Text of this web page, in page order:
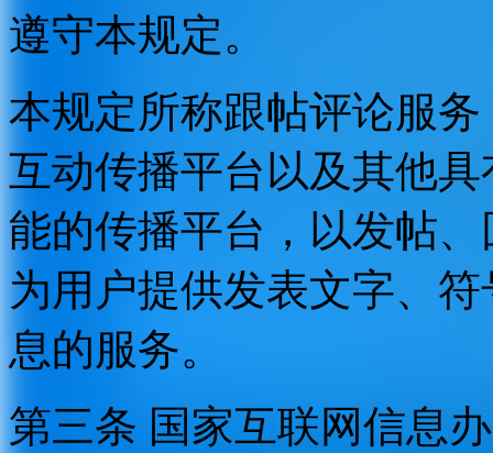
遵守本规定。
本规定所称跟帖评论服
互动传播平台以及其他
能的传播平台，以发帖
为用户提供发表文字、
息的服务。
第三条 国家互联网信息